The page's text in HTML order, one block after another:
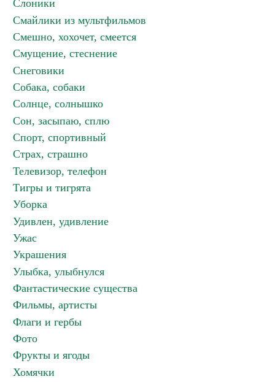
Слоники
Смайлики из мультфильмов
Смешно, хохочет, смеется
Смущение, стеснение
Снеговики
Собака, собаки
Солнце, солнышко
Сон, засыпаю, сплю
Спорт, спортивный
Страх, страшно
Телевизор, телефон
Тигры и тигрята
Уборка
Удивлен, удивление
Ужас
Украшения
Улыбка, улыбнулся
Фантастические существа
Фильмы, артисты
Флаги и гербы
Фото
Фрукты и ягоды
Хомячки